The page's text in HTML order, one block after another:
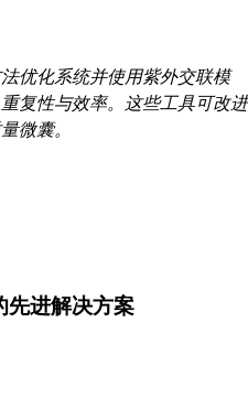
优化系统并使用紫外交联模
复性与效率。这些工具可改进
微囊。
先进解决方案